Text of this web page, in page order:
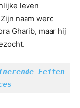
leven
naam werd
Gharib, maar hij
Feiten